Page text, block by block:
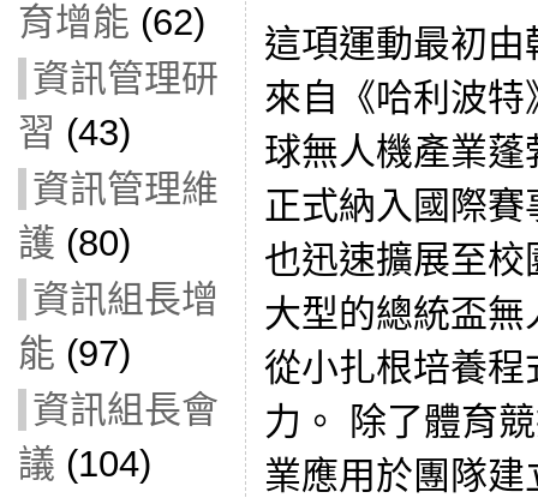
育增能 (62)
資訊管理研
習 (43)
資訊管理維
護 (80)
資訊組長增
能 (97)
資訊組長會
議 (104)
這項運動最初
來自《哈利波
球無人機產業
正式納入國際
也迅速擴展至
大型的總統盃
從小扎根培養
力。 除了體育
業應用於團隊